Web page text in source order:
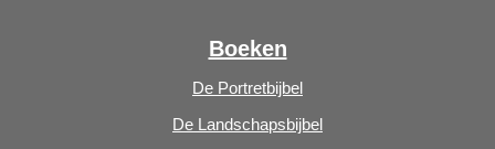
Boeken
De Portretbijbel
De Landschapsbijbel